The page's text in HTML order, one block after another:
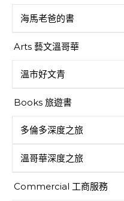
海馬老爸的書
Arts 藝文溫哥華
溫市好文青
Books 旅遊書
多倫多深度之旅
溫哥華深度之旅
Commercial 工商服務